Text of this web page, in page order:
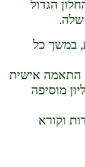
הגדול
שלה.
במשך כל
התאמה אישית
מוסיפה
וקורא